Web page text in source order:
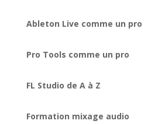
Ableton Live comme un pro
Pro Tools comme un pro
FL Studio de A à Z
Formation mixage audio